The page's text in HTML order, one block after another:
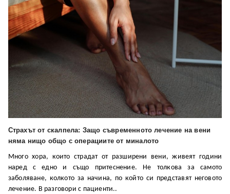
Страхът от скалпела: Защо съвременното лечение на вени
няма нищо общо с операциите от миналото
Много хора, които страдат от разширени вени, живеят години
наред с едно и също притеснение. Не толкова за самото
заболяване, колкото за начина, по който си представят неговото
лечение. В разговори с пациенти..